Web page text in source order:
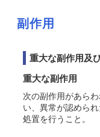
副作用
重大な副作用及
重大な副作用
次の副作用があら
い、異常が認めら
処置を行うこと。